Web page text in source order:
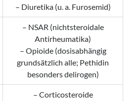
– Diuretika (u. a. Furosemid)
– NSAR (nichtsteroidale
Antirheumatika)
– Opioide (dosisabhängig
grundsätzlich alle; Pethidin
besonders delirogen)
– Corticosteroide